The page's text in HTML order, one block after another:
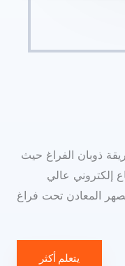
ذوبان الفراغ حيث
إلكتروني عالي
المعادن تحت فراغ
يتعلم أكثر